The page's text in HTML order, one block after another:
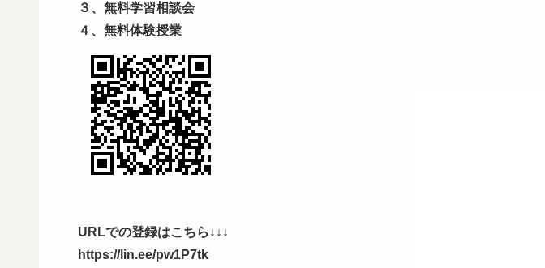
３、無料学習相談会
４、無料体験授業
URLでの登録はこちら↓↓↓
https://lin.ee/pw1P7tk